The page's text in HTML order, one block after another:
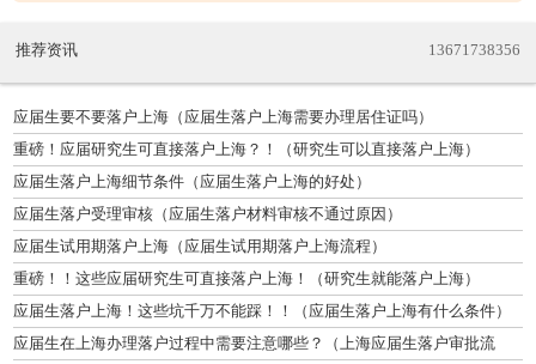
推荐资讯 13671738356
应届生要不要落户上海（应届生落户上海需要办理居住证吗）
重磅！应届研究生可直接落户上海？！（研究生可以直接落户上海）
应届生落户上海细节条件（应届生落户上海的好处）
应届生落户受理审核（应届生落户材料审核不通过原因）
应届生试用期落户上海（应届生试用期落户上海流程）
重磅！！这些应届研究生可直接落户上海！（研究生就能落户上海）
应届生落户上海！这些坑千万不能踩！！（应届生落户上海有什么条件）
应届生在上海办理落户过程中需要注意哪些？（上海应届生落户审批流